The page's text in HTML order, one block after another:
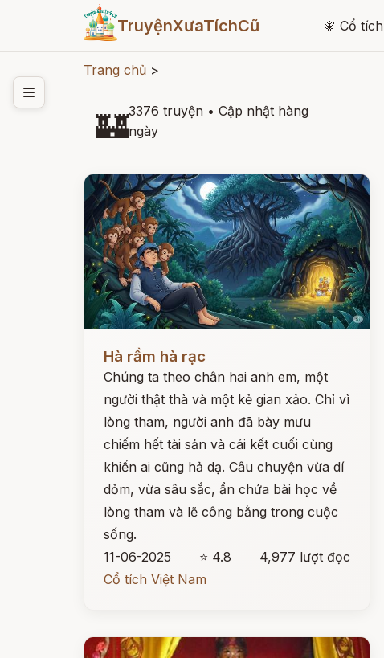
TruyệnXưaTíchCũ 🧚 Cổ tích
Trang chủ >
🏰3376 truyện • Cập nhật hàng
ngày
Đọc ngay
Hà rầm hà rạc
Chúng ta theo chân hai anh em, một
người thật thà và một kẻ gian xảo. Chỉ vì
lòng tham, người anh đã bày mưu
chiếm hết tài sản và cái kết cuối cùng
khiến ai cũng hả dạ. Câu chuyện vừa dí
dỏm, vừa sâu sắc, ẩn chứa bài học về
lòng tham và lẽ công bằng trong cuộc
sống.
11-06-2025
⭐ 4.8
4,977 lượt đọc
Cổ tích Việt Nam